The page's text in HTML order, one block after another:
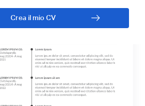
Crea il mio CV